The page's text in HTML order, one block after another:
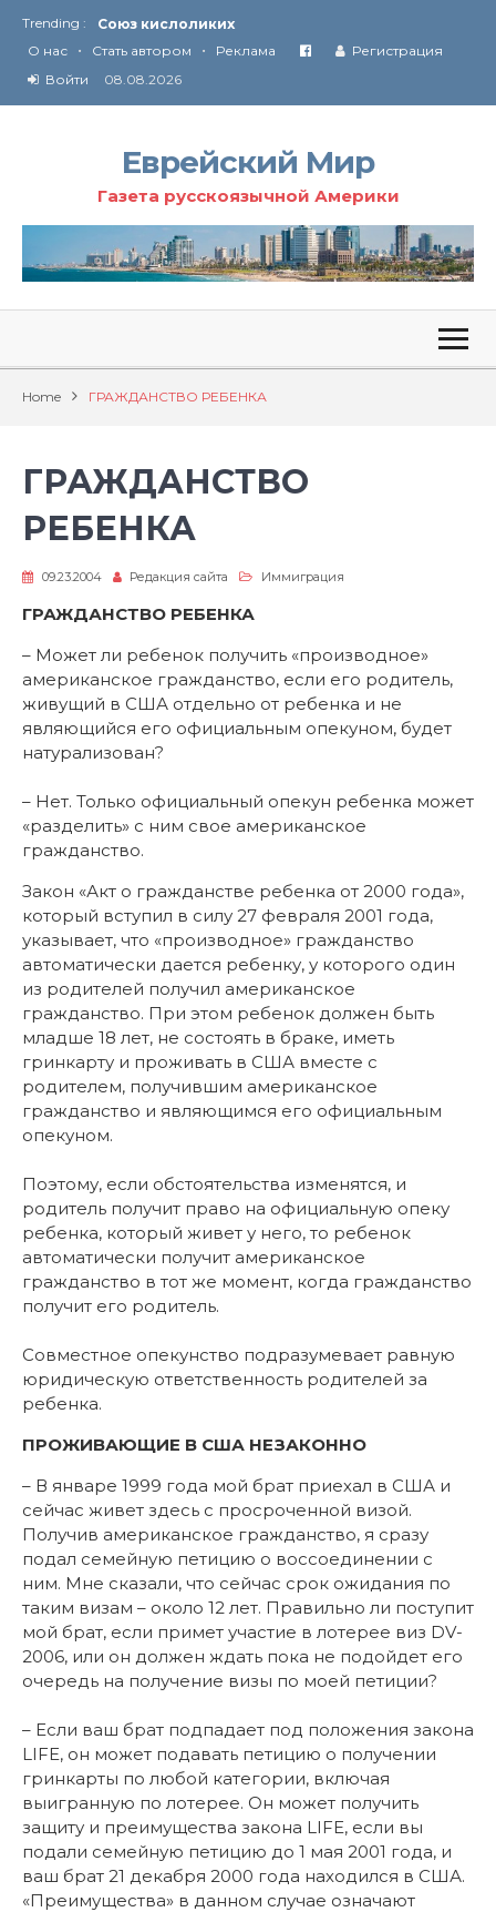
Trending :
Соглашение США с Ираном
Технология Революции в Иране
О нас • Стать автором • Реклама
Регистрация
Войти
08.08.2026
Еврейский Мир
Газета русскоязычной Америки
Home ГРАЖДАНСТВО РЕБЕНКА
ГРАЖДАНСТВО
РЕБЕНКА
09.23.2004 Редакция сайта Иммиграция
ГРАЖДАНСТВО РЕБЕНКА
– Может ли ребенок получить «производное»
американское гражданство, если его родитель,
живущий в США отдельно от ребенка и не
являющийся его официальным опекуном, будет
натурализован?
– Нет. Только официальный опекун ребенка может
«разделить» с ним свое американское
гражданство.
Закон «Акт о гражданстве ребенка от 2000 года»,
который вступил в силу 27 февраля 2001 года,
указывает, что «производное» гражданство
автоматически дается ребенку, у которого один
из родителей получил американское
гражданство. При этом ребенок должен быть
младше 18 лет, не состоять в браке, иметь
гринкарту и проживать в США вместе с
родителем, получившим американское
гражданство и являющимся его официальным
опекуном.
Поэтому, если обстоятельства изменятся, и
родитель получит право на официальную опеку
ребенка, который живет у него, то ребенок
автоматически получит американское
гражданство в тот же момент, когда гражданство
получит его родитель.
Совместное опекунство подразумевает равную
юридическую ответственность родителей за
ребенка.
ПРОЖИВАЮЩИЕ В США НЕЗАКОННО
– В январе 1999 года мой брат приехал в США и
сейчас живет здесь с просроченной визой.
Получив американское гражданство, я сразу
подал семейную петицию о воссоединении с
ним. Мне сказали, что сейчас срок ожидания по
таким визам – около 12 лет. Правильно ли поступит
мой брат, если примет участие в лотерее виз DV-
2006, или он должен ждать пока не подойдет его
очередь на получение визы по моей петиции?
– Если ваш брат подпадает под положения закона
LIFE, он может подавать петицию о получении
гринкарты по любой категории, включая
выигранную по лотерее. Он может получить
защиту и преимущества закона LIFE, если вы
подали семейную петицию до 1 мая 2001 года, и
ваш брат 21 декабря 2000 года находился в США.
«Преимущества» в данном случае означают